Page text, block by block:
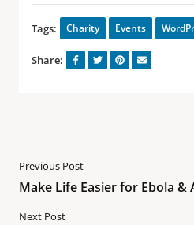
Tags: Charity Events
Share:
Previous Post
Make Life Easier for Ebola &
Next Post